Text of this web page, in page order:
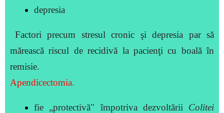
depresia
Factori precum stresul cronic şi depresia par să
mărească riscul de recidivă la pacienţi cu boală în
remisie.
Apendicectomia.
fie „protectivă" împotriva dezvoltării Colitei